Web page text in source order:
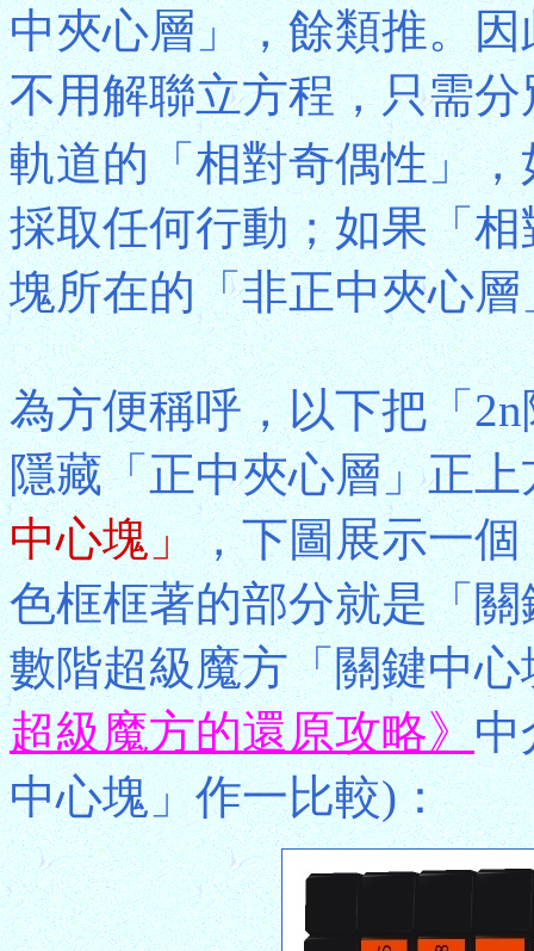
中夾心層」，餘類推。
不用解聯立方程，只需分
軌道的「相對奇偶性」
採取任何行動；如果「
塊所在的「非正中夾心
為方便稱呼，以下把「
隱藏「正中夾心層」正
中心塊」，下圖展示一
色框框著的部分就是「
數階超級魔方「關鍵中心
超級魔方的還原攻略》中
中心塊」作一比較)：